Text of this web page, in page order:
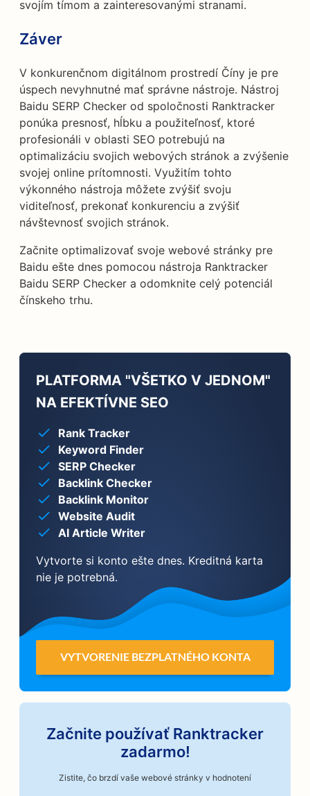
svojím tímom a zainteresovanými stranami.
Záver
V konkurenčnom digitálnom prostredí Číny je pre
úspech nevyhnutné mať správne nástroje. Nástroj
Baidu SERP Checker od spoločnosti Ranktracker
ponúka presnosť, hĺbku a použiteľnosť, ktoré
profesionáli v oblasti SEO potrebujú na
optimalizáciu svojich webových stránok a zvýšenie
svojej online prítomnosti. Využitím tohto
výkonného nástroja môžete zvýšiť svoju
viditeľnosť, prekonať konkurenciu a zvýšiť
návštevnosť svojich stránok.
Začnite optimalizovať svoje webové stránky pre
Baidu ešte dnes pomocou nástroja Ranktracker
Baidu SERP Checker a odomknite celý potenciál
čínskeho trhu.
PLATFORMA "VŠETKO V JEDNOM"
NA EFEKTÍVNE SEO
Rank Tracker
Keyword Finder
SERP Checker
Backlink Checker
Backlink Monitor
Website Audit
AI Article Writer
Vytvorte si konto ešte dnes. Kreditná karta
nie je potrebná.
VYTVORENIE BEZPLATNÉHO KONTA
Začnite používať Ranktracker
zadarmo!
Zistite, čo brzdí vaše webové stránky v hodnotení